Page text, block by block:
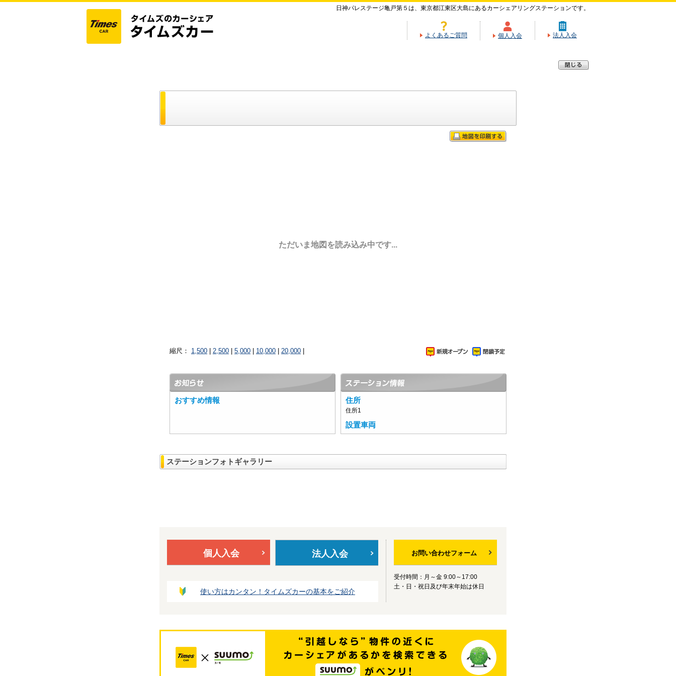
日神パレステージ亀戸第５は、東京都江東区大島にあるカーシェアリングステーションです。
よくあるご質問 個人入会 法人入会
ただいま地図を読み込み中です...
縮尺： 1,500 2,500 5,000 10,000 20,000
おすすめ情報 住所
住所1
設置車両
ステーションフォトギャラリー
個人入会 法人入会
使い方はカンタン！タイムズカーの基本をご紹介
お問い合わせフォーム
受付時間：月～金 9:00～17:00
土・日・祝日及び年末年始は休日